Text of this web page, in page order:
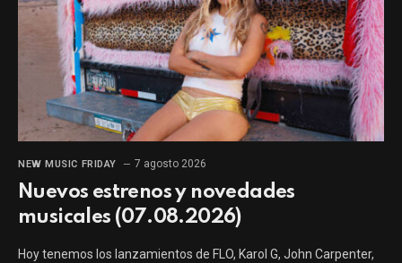
NEW MUSIC FRIDAY 7 agosto 2026
Nuevos estrenos y novedades
musicales (07.08.2026)
Hoy tenemos los lanzamientos de FLO, Karol G, John Carpenter,